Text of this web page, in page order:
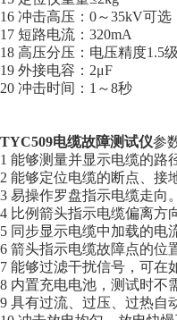
16 冲击高压：0～35kV可选
17 短路电流：320mA
18 高压分压：电压精度1.5级
19 外接电容：2μF
20 冲击时间：1～8秒
TYC509电缆故障测试仪参
1 能够测量并显示电缆的路
2 能够定位电缆的断点、接
3 易操作罗盘指示电缆走向。
4 比例箭头指示电缆偏离方
5 同步显示电缆中加载的电
6 箭头指示电缆故障点的位
7 能够过滤干扰信号，可在
8 内置充电电池，测试时不
9 具有过流、过压、过热自